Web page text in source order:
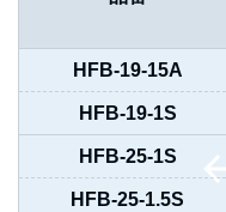
HFB-19-15A
HFB-19-1S
HFB-25-1S
HFB-25-1.5S